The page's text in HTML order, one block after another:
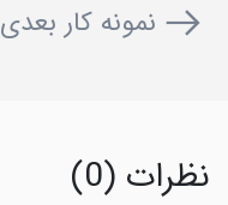
نمونه کار بعدی
نظرات (0)